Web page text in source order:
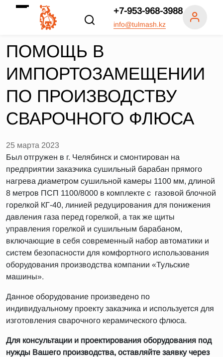
+7-953-968-3988
info@tulmash.kz
ПОМОЩЬ В
ИМПОРТОЗАМЕЩЕНИИ
ПО ПРОИЗВОДСТВУ
СВАРОЧНОГО ФЛЮСА
25 марта 2023
Был отгружен в г. Челябинск и смонтирован на
предприятии заказчика сушильный барабан прямого
нагрева диаметром сушильной камеры 1100 мм, длиной
8 метров ПСП 1100/8000 в комплекте с газовой блочной
горелкой КГ-40, линией редуцирования для понижения
давления газа перед горелкой, а так же щиты
управления горелкой и сушильным барабаном,
включающие в себя современный набор автоматики и
систем безопасности для комфортного использования
оборудования производства компании «Тульские
машины».
Данное оборудование произведено по
индивидуальному проекту заказчика и используется для
изготовления сварочного керамического флюса.
Для консультации и проектирования оборудования под
нужды Вашего производства, оставляйте заявку через